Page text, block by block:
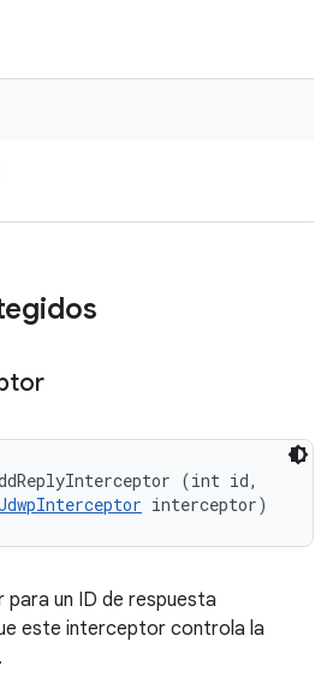
(int id,
interceptor)
un ID de respuesta
este interceptor controla la